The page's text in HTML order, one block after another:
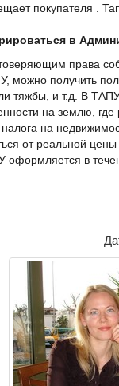
покупателя .
в
права
можно получить
тяжбы, и т.д. В
на землю, где
на
от реальной цены
оформляется в